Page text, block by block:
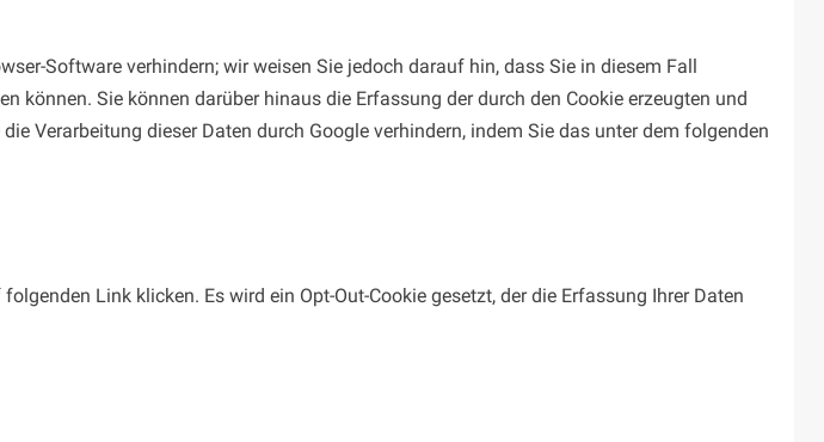
Software verhindern; wir weisen Sie jedoch darauf hin, dass Sie in diesem Fall
Sie können darüber hinaus die Erfassung der durch den Cookie erzeugten und
Verarbeitung dieser Daten durch Google verhindern, indem Sie das unter dem folgenden
Link klicken. Es wird ein Opt-Out-Cookie gesetzt, der die Erfassung Ihrer Daten